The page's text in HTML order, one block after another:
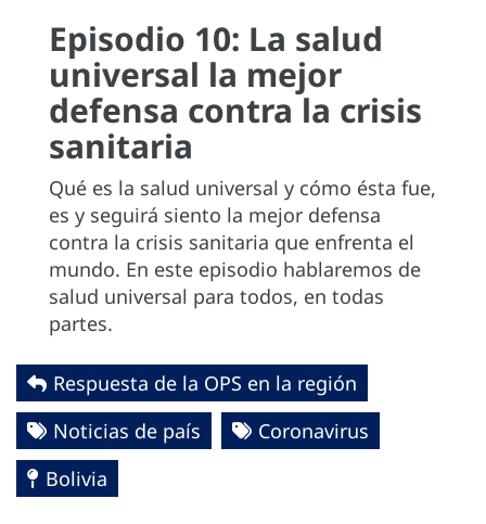
Episodio 10: La salud
universal la mejor
defensa contra la crisis
sanitaria
Qué es la salud universal y cómo ésta fue,
es y seguirá siento la mejor defensa
contra la crisis sanitaria que enfrenta el
mundo. En este episodio hablaremos de
salud universal para todos, en todas
partes.
Respuesta de la OPS en la región
Noticias de país
Coronavirus
Bolivia